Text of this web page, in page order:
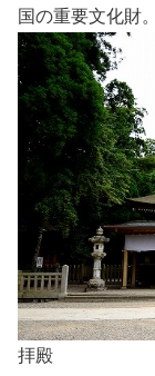
国の重要文化財。
拝殿